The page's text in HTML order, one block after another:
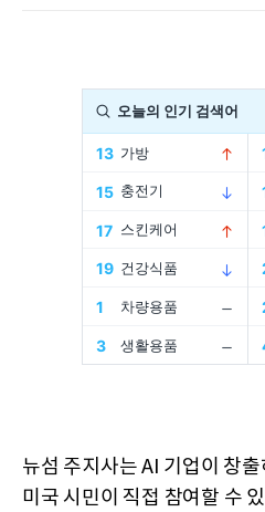
뉴섬 주지사는 AI 기업이 창
미국 시민이 직접 참여할 수